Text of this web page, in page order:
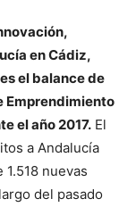
en Cádiz,
el balance de
Emprendimiento
el año 2017. El
a Andalucía
nuevas
del pasado